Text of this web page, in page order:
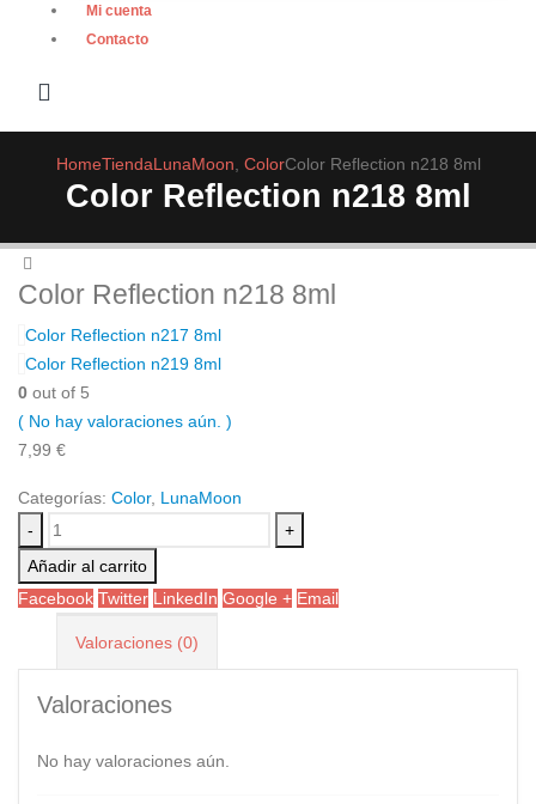
Mi cuenta
Contacto
HomeTiendaLunaMoon ColorColor Reflection n218 8ml
Color Reflection n218 8ml
Color Reflection n218 8ml
Color Reflection n217 8ml
Color Reflection n219 8ml
0 out of 5
( No hay valoraciones aún. )
7,99 €
Categorías: Color, LunaMoon
-
+
Añadir al carrito
Facebook Twitter LinkedIn Google + Email
Valoraciones (0)
Valoraciones
No hay valoraciones aún.